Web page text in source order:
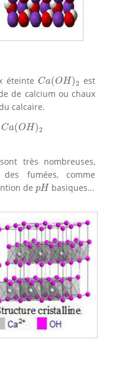
éteinte Ca(OH)2
Ca(OH)2
est
de calcium ou chaux
calcaire.
Ca(OH)2
Ca(OH)2
très nombreuses,
fumées, comme
de pH
pHbasiques...